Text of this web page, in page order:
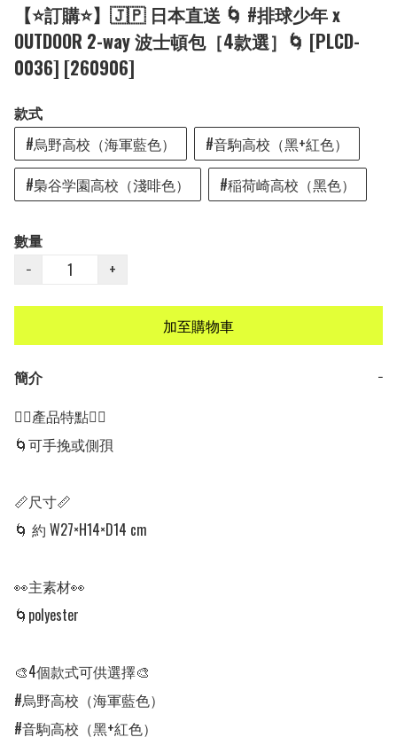
【⭐訂購⭐】🇯🇵 日本直送 🌀 #排球少年 x
OUTDOOR 2-way 波士頓包［4款選］🌀 [PLCD-
0036] [260906]
款式
#烏野高校（海軍藍色）
#音駒高校（黑+紅色）
#梟谷学園高校（淺啡色）
#稲荷崎高校（黑色）
數量
−
+
加至購物車
簡介
−
👍🏻產品特點👍🏻
🌀可手挽或側孭
📏尺寸📏
🌀 約 W27×H14×D14 cm
👀主素材👀
🌀polyester
🎨4個款式可供選擇🎨
#烏野高校（海軍藍色）
#音駒高校（黑+紅色）